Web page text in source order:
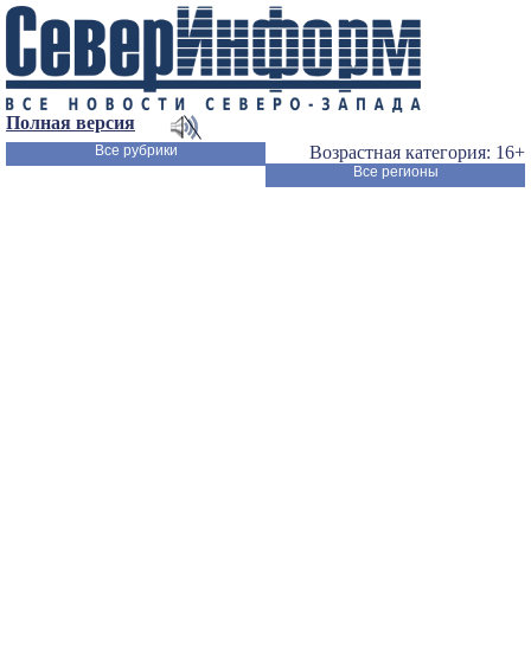
Полная версия
Возрастная категория: 16+
Все рубрики
Все регионы